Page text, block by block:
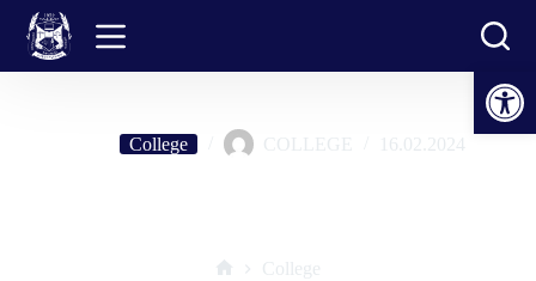
Open toolbar
content
College COLLEGE 16.02.2024
College